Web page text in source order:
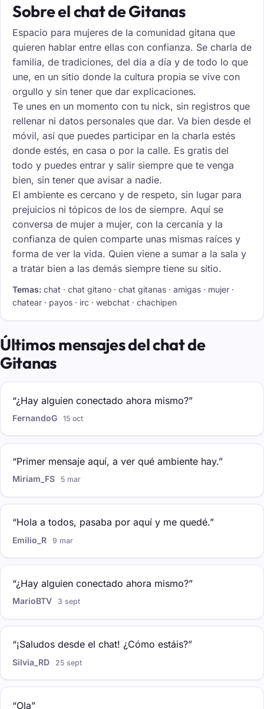
Sobre el chat de Gitanas
Espacio para mujeres de la comunidad gitana que
quieren hablar entre ellas con confianza. Se charla de
familia, de tradiciones, del día a día y de todo lo que
une, en un sitio donde la cultura propia se vive con
orgullo y sin tener que dar explicaciones.
Te unes en un momento con tu nick, sin registros que
rellenar ni datos personales que dar. Va bien desde el
móvil, así que puedes participar en la charla estés
donde estés, en casa o por la calle. Es gratis del
todo y puedes entrar y salir siempre que te venga
bien, sin tener que avisar a nadie.
El ambiente es cercano y de respeto, sin lugar para
prejuicios ni tópicos de los de siempre. Aquí se
conversa de mujer a mujer, con la cercanía y la
confianza de quien comparte unas mismas raíces y
forma de ver la vida. Quien viene a sumar a la sala y
a tratar bien a las demás siempre tiene su sitio.
Temas: chat · chat gitano · chat gitanas · amigas · mujer ·
chatear · payos · irc · webchat · chachipen
Últimos mensajes del chat de
Gitanas
“¿Hay alguien conectado ahora mismo?”
FernandoG 15 oct
“Primer mensaje aquí, a ver qué ambiente hay.”
Miriam_FS 5 mar
“Hola a todos, pasaba por aquí y me quedé.”
Emilio_R 9 mar
“¿Hay alguien conectado ahora mismo?”
MarioBTV 3 sept
“¡Saludos desde el chat! ¿Cómo estáis?”
Silvia_RD 25 sept
“Ola”